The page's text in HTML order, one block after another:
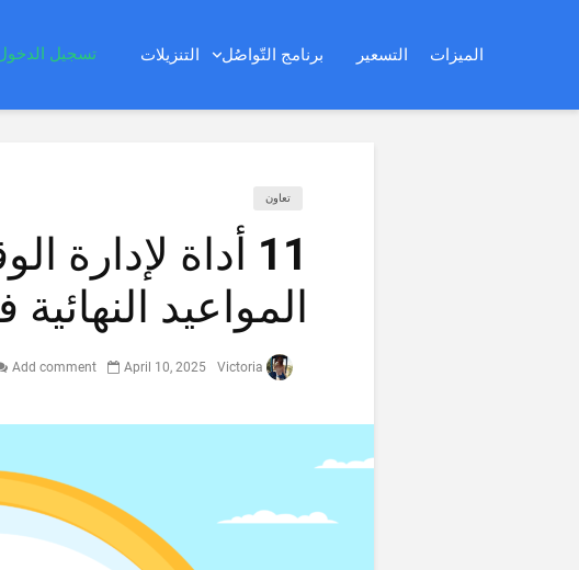
الميزات التسعير برنامج التّواصُل التنزيلات تسجيل
تعاون
11 أداة
المواعيد
April 10, 2025
Add comment